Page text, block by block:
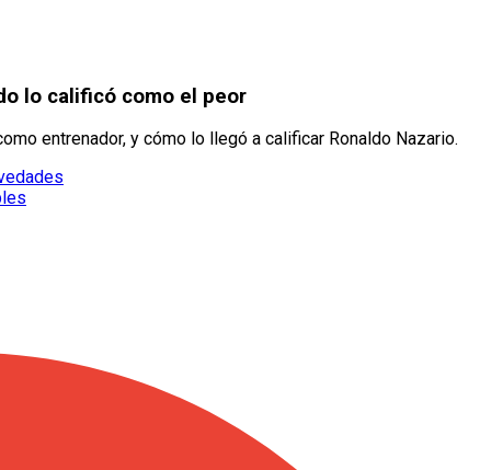
lo calificó como el peor
entrenador, y cómo lo llegó a calificar Ronaldo Nazario.